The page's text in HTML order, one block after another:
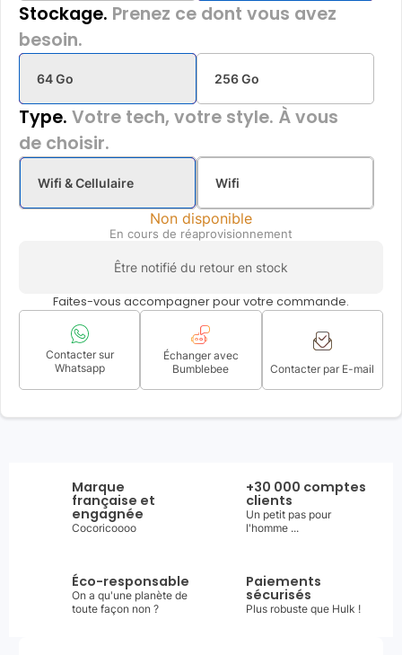
Stockage. Prenez ce dont vous avez
besoin.
64 Go 256 Go
Type. Votre tech, votre style. À vous
de choisir.
Wifi & Cellulaire Wifi
Non disponible
En cours de réaprovisionnement
Être notifié du retour en stock
Faites-vous accompagner pour votre commande.
Contacter sur
Whatsapp
Échanger avec
Bumblebee
Contacter par E-mail
Marque
française et
engagnée
Cocoricoooo
+30 000 comptes
clients
Un petit pas pour
l'homme ...
Éco-responsable
On a qu'une planète de
toute façon non ?
Paiements
sécurisés
Plus robuste que Hulk !